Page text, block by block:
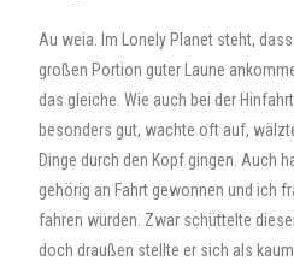
Au weia. Im Lonely Planet steht,
großen Portion guter Laune
das gleiche. Wie auch bei der
besonders gut, wachte oft auf,
Dinge durch den Kopf gingen. Auch
gehörig an Fahrt gewonnen und ich
fahren würden. Zwar schüttelte
doch draußen stellte er sich als